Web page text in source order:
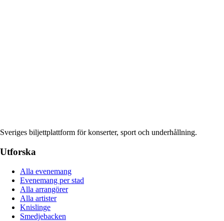
Sveriges biljettplattform för konserter, sport och underhållning.
Utforska
Alla evenemang
Evenemang per stad
Alla arrangörer
Alla artister
Knislinge
Smedjebacken